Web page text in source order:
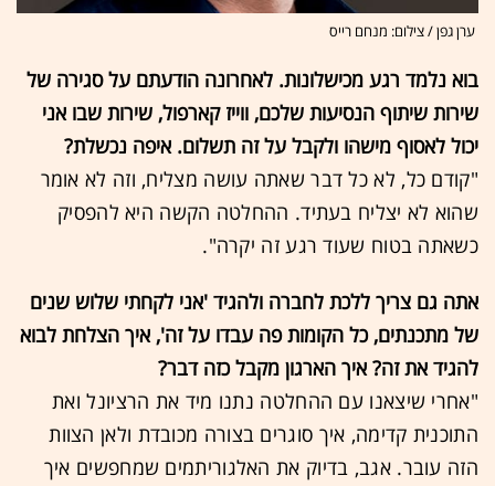
ערן גפן / צילום: מנחם רייס
בוא נלמד רגע מכישלונות. לאחרונה הודעתם על סגירה של
שירות שיתוף הנסיעות שלכם, ווייז קארפול, שירות שבו אני
יכול לאסוף מישהו ולקבל על זה תשלום. איפה נכשלת?
"קודם כל, לא כל דבר שאתה עושה מצליח, וזה לא אומר
שהוא לא יצליח בעתיד. ההחלטה הקשה היא להפסיק
כשאתה בטוח שעוד רגע זה יקרה".
אתה גם צריך ללכת לחברה ולהגיד 'אני לקחתי שלוש שנים
של מתכנתים, כל הקומות פה עבדו על זה', איך הצלחת לבוא
להגיד את זה? איך הארגון מקבל כזה דבר?
"אחרי שיצאנו עם ההחלטה נתנו מיד את הרציונל ואת
התוכנית קדימה, איך סוגרים בצורה מכובדת ולאן הצוות
הזה עובר. אגב, בדיוק את האלגוריתמים שמחפשים איך